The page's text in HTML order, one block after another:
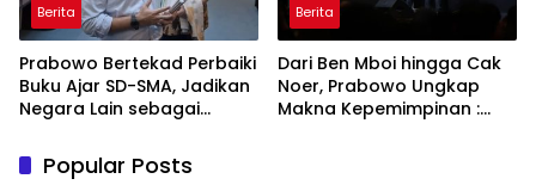
Berita
Prabowo Bertekad Perbaiki
Buku Ajar SD-SMA, Jadikan
Negara Lain sebagai
Berita
Dari Ben Mboi hingga Cak
Noer, Prabowo Ungkap
Makna Kepemimpinan :
Popular Posts